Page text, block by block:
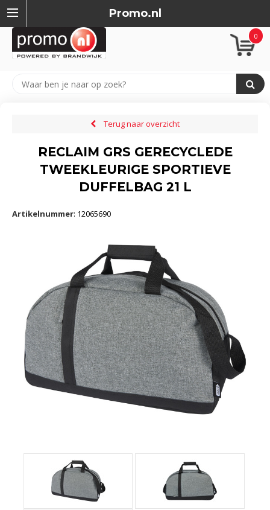
Promo.nl
0
Terug naar overzicht
RECLAIM GRS GERECYCLEDE
TWEEKLEURIGE SPORTIEVE
DUFFELBAG 21 L
Artikelnummer: 12065690